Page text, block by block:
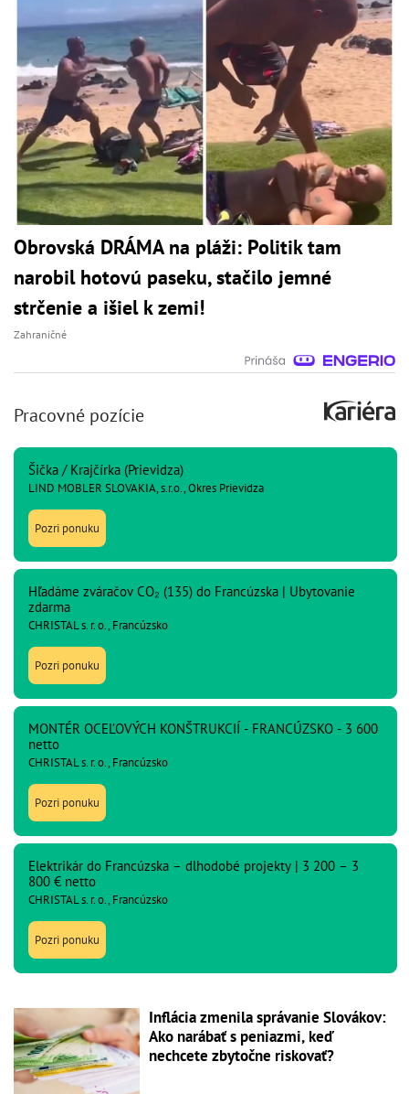
Obrovská DRÁMA na pláži: Politik tam
narobil hotovú paseku, stačilo jemné
strčenie a išiel k zemi!
Zahraničné
Pracovné pozície
Šička / Krajčírka (Prievidza)
LIND MOBLER SLOVAKIA, s.r.o., Okres Prievidza
Pozri ponuku
Hľadáme zváračov CO₂ (135) do Francúzska | Ubytovanie
zdarma
CHRISTAL s. r. o., Francúzsko
Pozri ponuku
MONTÉR OCEĽOVÝCH KONŠTRUKCIÍ - FRANCÚZSKO - 3 600
netto
CHRISTAL s. r. o., Francúzsko
Pozri ponuku
Elektrikár do Francúzska – dlhodobé projekty | 3 200 – 3
800 € netto
CHRISTAL s. r. o., Francúzsko
Pozri ponuku
Inflácia zmenila správanie Slovákov:
Ako narábať s peniazmi, keď
nechcete zbytočne riskovať?